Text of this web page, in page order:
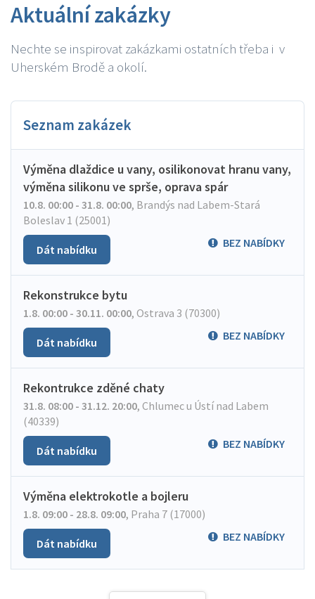
Aktuální zakázky
Nechte se inspirovat zakázkami ostatních třeba i v
Uherském Brodě a okolí.
Seznam zakázek
Výměna dlaždice u vany, osilikonovat hranu vany,
výměna silikonu ve sprše, oprava spár
10.8. 00:00 - 31.8. 00:00, Brandýs nad Labem-Stará
Boleslav 1 (25001)
BEZ NABÍDKY
Dát nabídku
Rekonstrukce bytu
1.8. 00:00 - 30.11. 00:00, Ostrava 3 (70300)
BEZ NABÍDKY
Dát nabídku
Rekontrukce zděné chaty
31.8. 08:00 - 31.12. 20:00, Chlumec u Ústí nad Labem
(40339)
BEZ NABÍDKY
Dát nabídku
Výměna elektrokotle a bojleru
1.8. 09:00 - 28.8. 09:00, Praha 7 (17000)
BEZ NABÍDKY
Dát nabídku